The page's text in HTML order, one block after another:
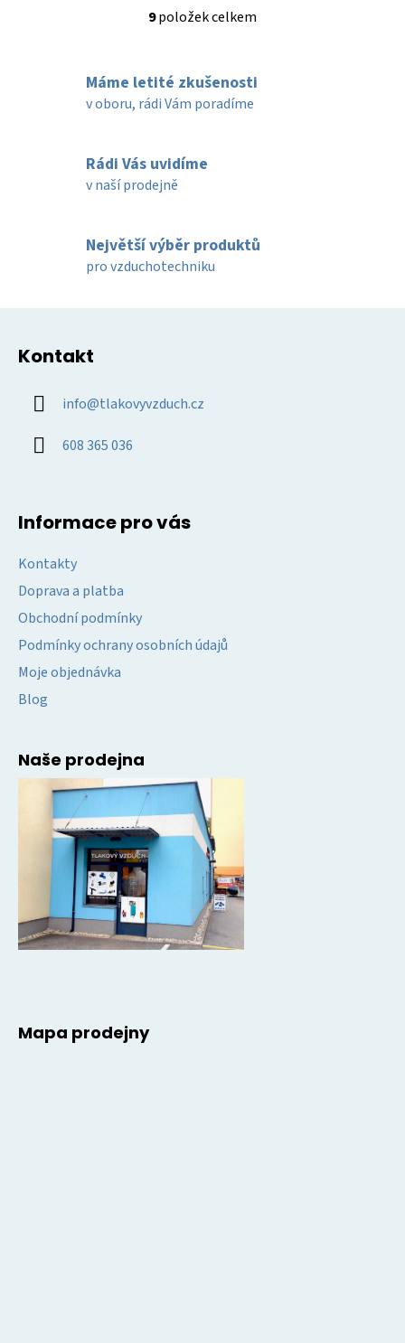
O
á
d
í
k
y
9položek celkem
Máme letité zkušenosti
v oboru, rádi Vám poradíme
Rádi Vás uvidíme
v naší prodejně
Největší výběr produktů
pro vzduchotechniku
Kontakt
info@tlakovyvzduch.cz
608 365 036
Informace pro vás
Kontakty
Doprava a platba
Obchodní podmínky
Podmínky ochrany osobních údajů
Moje objednávka
Blog
Naše prodejna
Mapa prodejny